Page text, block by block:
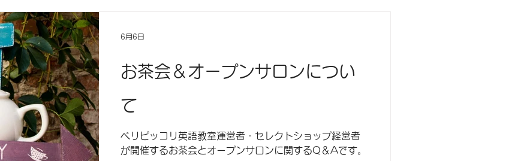
語で話すためのフレーズをA2からB2のレベル別にご紹介
お茶会＆オープンサロンについ
て
ペリピッコリ英語教室運営者・セレクトショップ経営者
が開催するお茶会とオープンサロンに関するQ＆Aです。
6月6日